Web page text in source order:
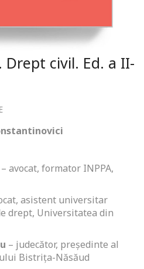
Drept civil. Ed. a II-
– avocat, formator INPPA,
asistent universitar
drept, Universitatea din
– judecător, preşedinte al
Bistriţa-Năsăud